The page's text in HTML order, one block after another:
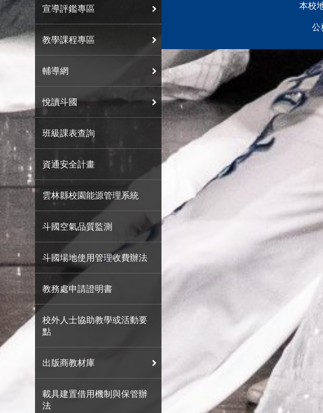
宣導評鑑專區
教學課程專區
輔導網
悅讀斗國
班級課表查詢
資通安全計畫
雲林縣校園能源管理系統
斗國空氣品質監測
斗國場地使用管理收費辦法
教務處申請證明書
校外人士協助教學或活動要
點
出版商教材庫
載具建置借用機制與保管辦
法
本校
公